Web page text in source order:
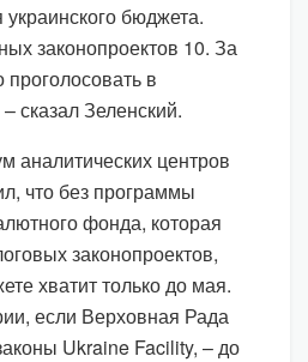
бюджета.
законопроектов 10. За
в
сказал Зеленский.
аналитических центров
что без программы
фонда, которая
законопроектов,
хватит только до мая.
если Верховная Рада
Ukraine Facility, – до